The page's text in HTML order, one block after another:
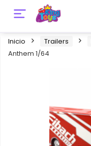
Inicio Trailers
Anthem 1/64